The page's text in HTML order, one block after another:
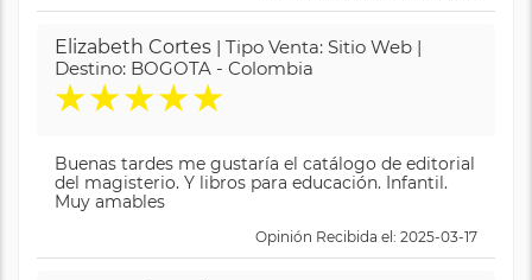
Elizabeth Cortes | Tipo Venta: Sitio Web |
Destino: BOGOTA - Colombia
★★★★★
Buenas tardes me gustaría el catálogo de editorial
del magisterio. Y libros para educación. Infantil.
Muy amables
Opinión Recibida el: 2025-03-17